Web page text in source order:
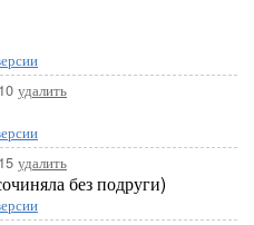
удалить
удалить
без подруги)